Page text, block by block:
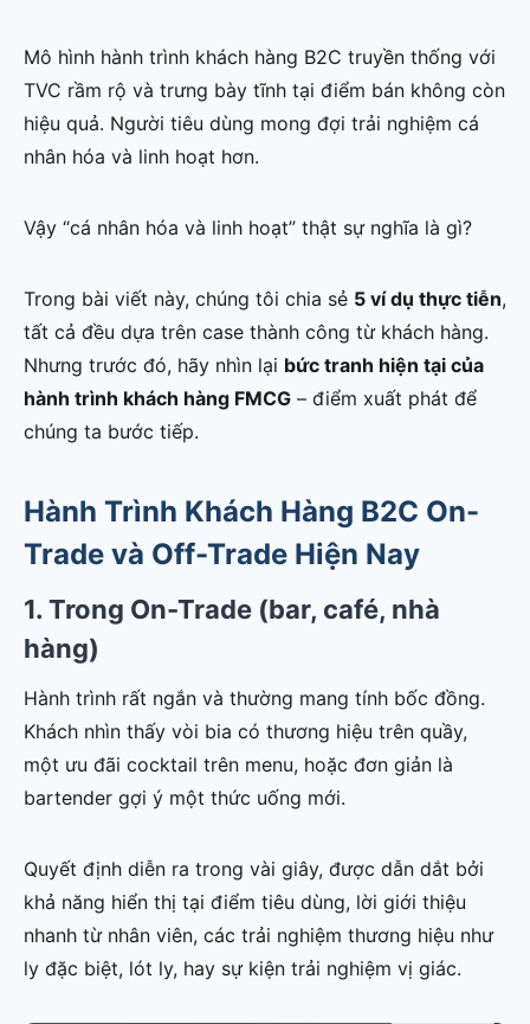
Mô hình hành trình khách hàng B2C truyền thống với
TVC rầm rộ và trưng bày tĩnh tại điểm bán không còn
hiệu quả. Người tiêu dùng mong đợi trải nghiệm cá
nhân hóa và linh hoạt hơn.
Vậy “cá nhân hóa và linh hoạt” thật sự nghĩa là gì?
Trong bài viết này, chúng tôi chia sẻ 5 ví dụ thực tiễn,
tất cả đều dựa trên case thành công từ khách hàng.
Nhưng trước đó, hãy nhìn lại bức tranh hiện tại của
hành trình khách hàng FMCG – điểm xuất phát để
chúng ta bước tiếp.
Hành Trình Khách Hàng B2C On-
Trade và Off-Trade Hiện Nay
1. Trong On-Trade (bar, café, nhà
hàng)
Hành trình rất ngắn và thường mang tính bốc đồng.
Khách nhìn thấy vòi bia có thương hiệu trên quầy,
một ưu đãi cocktail trên menu, hoặc đơn giản là
bartender gợi ý một thức uống mới.
Quyết định diễn ra trong vài giây, được dẫn dắt bởi
khả năng hiển thị tại điểm tiêu dùng, lời giới thiệu
nhanh từ nhân viên, các trải nghiệm thương hiệu như
ly đặc biệt, lót ly, hay sự kiện trải nghiệm vị giác.